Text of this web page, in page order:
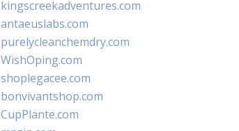
kingscreekadventures.com
antaeuslabs.com
purelycleanchemdry.com
WishOping.com
shoplegacee.com
bonvivantshop.com
CupPlante.com